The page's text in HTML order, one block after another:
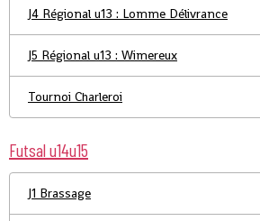
J4 Régional u13 : Lomme Délivrance
J5 Régional u13 : Wimereux
Tournoi Charleroi
Futsal u14u15
J1 Brassage